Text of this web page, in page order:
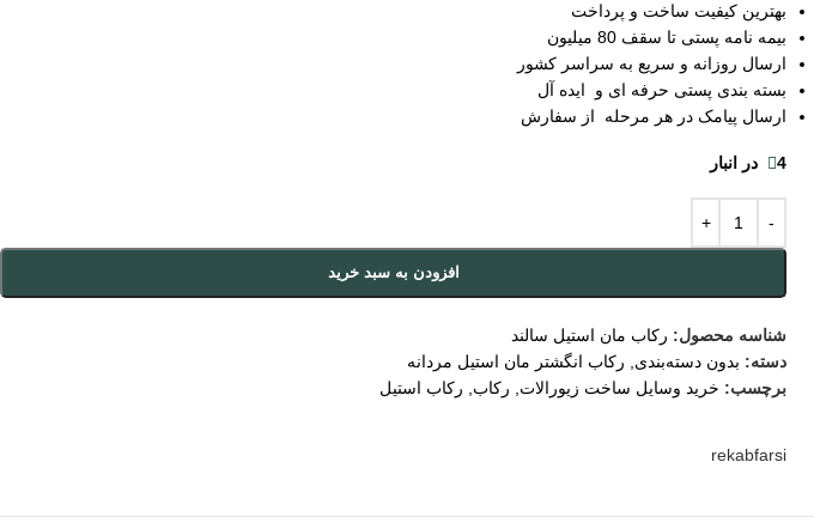
حراج شدبهترین کیفیت ساخت و پرداخت
بیمه نامه پستی تا سقف 80 میلیون
ارسال روزانه و سریع به سراسر کشور
بسته بندی پستی حرفه ای و ایده آل
ارسال پیامک در هر مرحله از سفارش
4 در انبار
افزودن به سبد خرید
شناسه محصول: رکاب مان استیل سالند
دسته: بدون دسته‌بندی
رکاب انگشتر مان استیل مردانه
برچسب: خرید وسایل ساخت زیورالات رکاب رکاب استیل
rekabfarsi